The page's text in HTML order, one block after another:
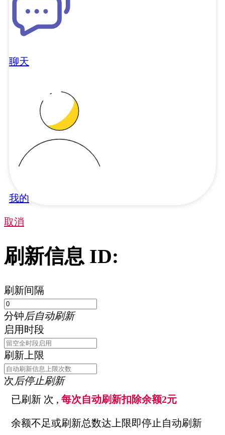
聊天
我的
取消
刷新信息 ID:
刷新间隔
分钟后自动刷新
启用时段
刷新上限
次 后停止刷新
已刷新 次 , 每次自动刷新扣除余额2元
余额不足或刷新总数达上限即停止自动刷新